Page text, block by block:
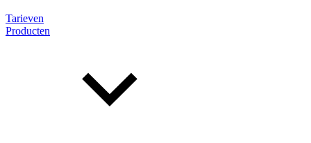
Tarieven
Producten